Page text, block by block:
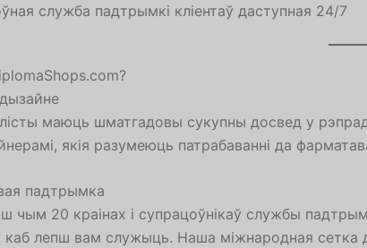
служба падтрымкі кліентаў даступная 24/7
маюць шматгадовы сукупны досвед у
якія разумеюць патрабаванні да
падтрымка
чым 20 краінах і супрацоўнікаў службы
каб лепш вам служыць. Наша міжнародная сетка